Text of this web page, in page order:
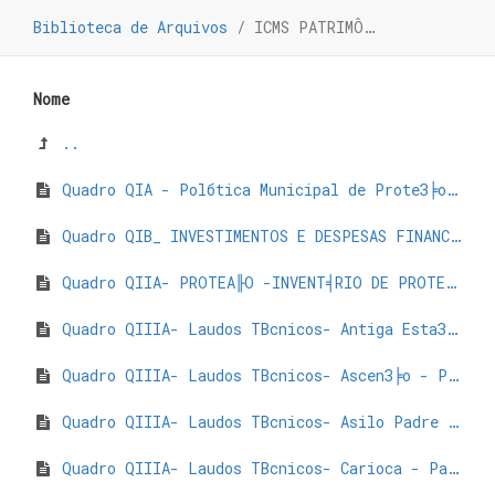
Biblioteca de Arquivos / ICMS PATRIMÔNIO CULTURAL - PARÁ DE MINAS - EXERCÍCIO 2023
Nome
..
Quadro QIA - Polбtica Municipal de ProteЗ╞o do PatrimУnio Cultural e Outras AЗфes - Parа de Minas - EXERCICIO_2023.pdf
Quadro QIB_ INVESTIMENTOS E DESPESAS FINANCEIRAS EM BENS - Parа de Minas - EXERCICIO_2023.pdf
Quadro QIIA- PROTEА╟O -INVENT╡RIO DE PROTEА╟O DO PATRIMтNIO CULTURAL - Parа de Minas Exercбcio 2023.pdf
Quadro QIIIA- Laudos TВcnicos- Antiga EstaЗ╞o Ferroviаria - Parа de Minas Exercбcio 2023.pdf
Quadro QIIIA- Laudos TВcnicos- AscenЗ╞o - Parа de Minas Exercбcio 2023.pdf
Quadro QIIIA- Laudos TВcnicos- Asilo Padre JosВ Pereira Coelho- Parа de Minas Exercбcio 2023.pdf
Quadro QIIIA- Laudos TВcnicos- Carioca - Parа de Minas Exercбcio 2023.pdf